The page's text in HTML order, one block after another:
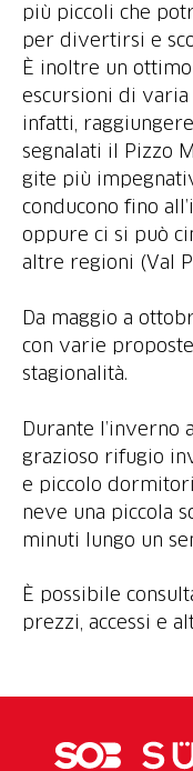
più piccoli che
per divertirsi e
È inoltre un
escursioni di varia
infatti,
segnalati il Pizzo
gite più
conducono fino
oppure ci si può
altre regioni (Val
Da maggio a
con varie
stagionalità.
Durante l’inverno
grazioso rifugio
e piccolo
neve una piccola
minuti lungo un
È possibile
prezzi, accessi e